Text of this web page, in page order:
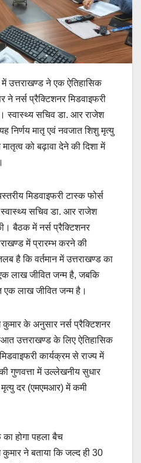
उत्तराखण्ड ने एक ऐतिहासिक
नर्स प्रैक्टिशनर मिडवाइफरी
स्वास्थ्य सचिव डा. आर राजेश
निर्णय मातृ एवं नवजात शिशु मृत्यु
को बढ़ावा देने की दिशा में
मिडवाइफरी टास्क फोर्स
सचिव डा. आर राजेश
बैठक में नर्स प्रैक्टिशनर
में प्रारम्भ करने की
है कि वर्तमान में उत्तराखण्ड का
लाख जीवित जन्म है, जबकि
एक लाख जीवित जन्म है।
के अनुसार नर्स प्रैक्टिशनर
उत्तराखण्ड के लिए ऐतिहासिक
कार्यक्रम से राज्य में
गुणवत्ता में उल्लेखनीय सुधार
दर (एमएमआर) में कमी
होगा पहला बैच
ने बताया कि जल्द ही 30